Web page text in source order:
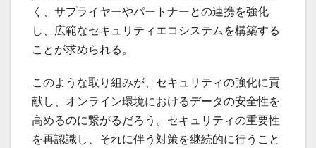
く、サプライヤーやパートナーとの連携を強化
し、広範なセキュリティエコシステムを構築する
ことが求められる。
このような取り組みが、セキュリティの強化に貢
献し、オンライン環境におけるデータの安全性を
高めるのに繋がるだろう。セキュリティの重要性
を再認識し、それに伴う対策を継続的に行うこと